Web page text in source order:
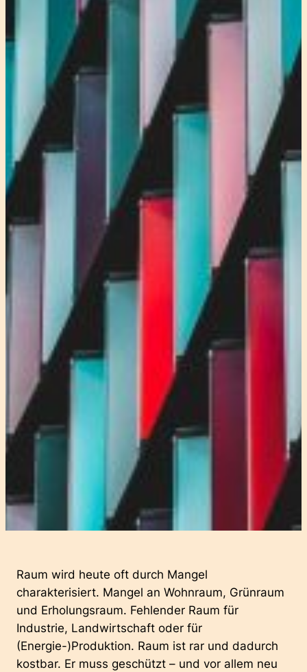
Raum wird heute oft durch Mangel
charakterisiert. Mangel an Wohnraum, Grünraum
und Erholungsraum. Fehlender Raum für
Industrie, Landwirtschaft oder für
(Energie-)Produktion. Raum ist rar und dadurch
kostbar. Er muss geschützt – und vor allem neu